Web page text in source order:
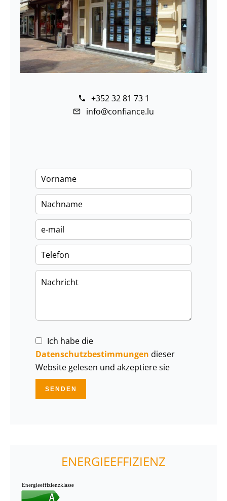
+352 32 81 73 1
info@confiance.lu
Ich habe die
Datenschutzbestimmungen dieser
Website gelesen und akzeptiere sie
SENDEN
ENERGIEEFFIZIENZ
Energieeffizienzklasse